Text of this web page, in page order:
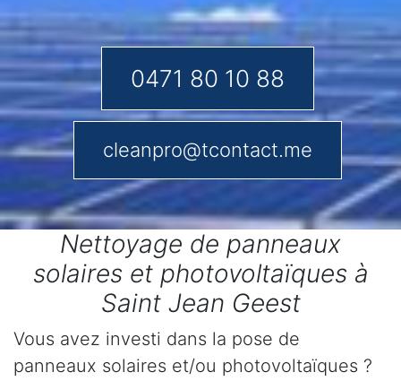
0471 80 10 88
cleanpro@tcontact.me
Nettoyage de panneaux
solaires et photovoltaïques à
Saint Jean Geest
Vous avez investi dans la pose de
panneaux solaires et/ou photovoltaïques ?